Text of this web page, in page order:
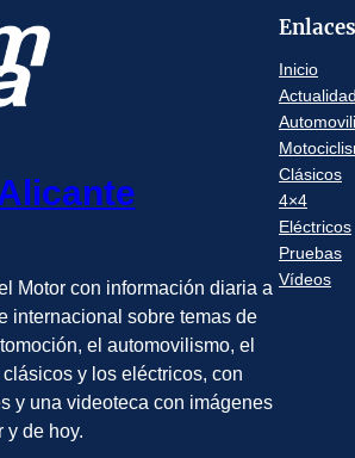
Motor con información diaria a
internacional sobre temas de
el automovilismo, el
y los eléctricos, con
y una videoteca con imágenes
y de hoy.
Enlaces
Inicio
Actualidad
Clásicos
4×4
Eléctricos
Pruebas
Vídeos